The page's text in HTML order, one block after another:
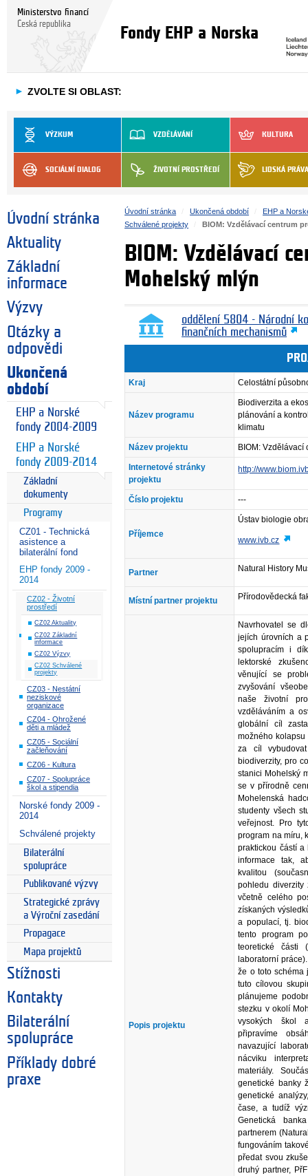
Ministerstvo financí
Česká republika
Fondy EHP a Norska
► ZVOLTE SI OBLAST:
VÝZKUM VZDĚLÁVÁNÍ KULTURA
SOCIÁLNÍ DIALOG ŽIVOTNÍ PROSTŘEDÍ LIDSKÁ PRÁVA
Úvodní stránka
Aktuality
Základní
informace
Výzvy
Otázky a
odpovědi
Ukončená
období
EHP a Norské
fondy 2004-2009
EHP a Norské
fondy 2009-2014
Základní
dokumenty
Programy
CZ01 - Technická
asistence a
bilaterální fond
EHP fondy 2009 -
2014
CZ02 - Životní
prostředí
CZ02 Aktuality
CZ02 Základní
informace
CZ02 Výzvy
CZ02 Schválené
projekty
CZ03 - Nestátní
neziskové
organizace
CZ04 - Ohrožené
děti a mládež
CZ05 - Sociální
začleňování
CZ06 - Kultura
CZ07 - Spolupráce
škol a stipendia
Norské fondy 2009 -
2014
Schválené projekty
Bilaterální
spolupráce
Publikované výzvy
Strategické zprávy
a Výroční zasedání
Propagace
Mapa projektů
Stížnosti
Kontakty
Bilaterální
spolupráce
Příklady dobré
praxe
Úvodní stránka Ukončená období
EHP a
Schválené projekty
BIOM: Vzdělávací centrum
BIOM: Vzdělávací
Mohelský mlýn
oddělení 5804 - Národní
finančních mechanismů
Kraj Celostátní
Název programu
Biodiverzita a
plánování a
klimatu
Název projektu BIOM: Vzdělávací
Internetové stránky
projektu
http://
Číslo projektu ---
Příjemce
Ústav biologie
www.ivb.cz
Partner Natural History
Místní partner projektu Přírodovědecká
Popis projektu
Navrhovatel se
jejích úrovních a
spolupracím i
lektorské
věnující se
zvyšování
naše životní
vzděláváním a
globální cíl
možného
za cíl
biodiverzity, pro
stanici Mohelský
se v přírodně
Mohelenská
studenty všech
veřejnost. Pro
program na míru,
praktickou částí
informace tak,
kvalitou
pohledu diverzity
včetně celého
získaných
a populací, tj.
tento program
teoretické části
laboratorní
že o toto schéma
tuto cílovou
plánujeme
stezku v okolí
vysokých škol
připravíme
navazující
nácviku
materiály.
genetické banky
genetické
čase, a tudíž
Genetická
partnerem
fungováním
předat svou
druhý partner,